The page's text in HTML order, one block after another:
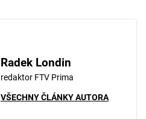
Radek Londin
redaktor FTV Prima
VŠECHNY ČLÁNKY AUTORA